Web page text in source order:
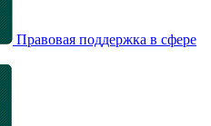
Правовая поддержка в сфере